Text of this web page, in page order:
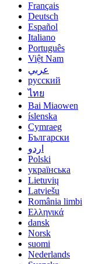
Français
Deutsch
Español
Italiano
Português
Việt Nam
عربي
русский
ไทย
Bai Miaowen
íslenska
Cymraeg
Български
اردو
Polski
українська
Lietuvių
Latviešu
România limbi
Ελληνικά
dansk
Norsk
suomi
Nederlands